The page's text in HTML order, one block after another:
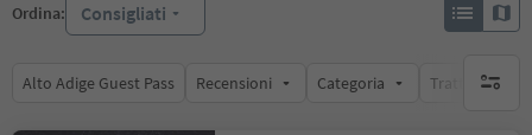
Ordina: Consigliati
Alto Adige Guest Pass Recensioni Categoria Trattamento